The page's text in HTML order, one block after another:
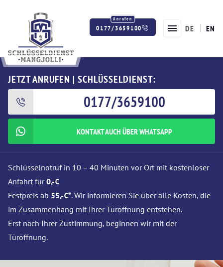
0177/3659100 DE EN
JETZT ANRUFEN | SCHLÜSSELDIENST:
0177/3659100
KONTAKT AUCH ÜBER WHATSAPP
Schlüsselnotruf in 10 – 40 Minuten vor Ort mit kostenloser
Anfahrt für0,-€
Festpreis ab 55,-€*. Wir informieren Sie über alle Kosten, die
im Zusammenhang mit Ihrer Türöffnung entstehen.
Erst nach Ihrer Zustimmung, beginnen wir mit der
Türöffnung.